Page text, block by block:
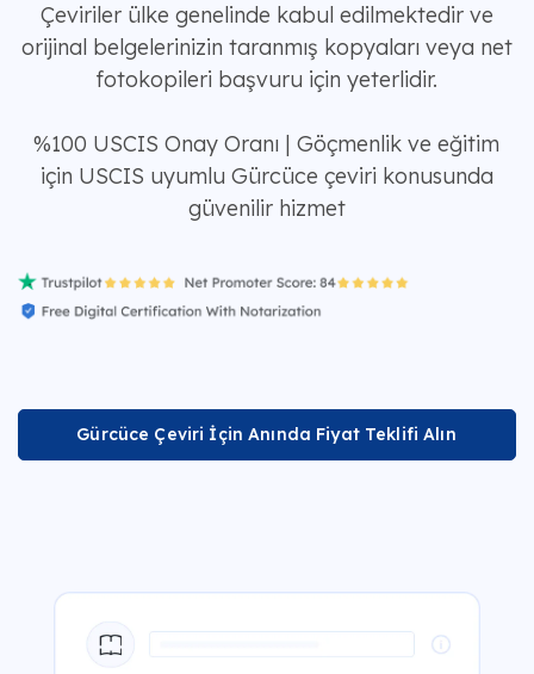
Çeviriler ülke genelinde kabul edilmektedir ve
orijinal belgelerinizin taranmış kopyaları veya net
fotokopileri başvuru için yeterlidir.
%100 USCIS Onay Oranı | Göçmenlik ve eğitim
için USCIS uyumlu Gürcüce çeviri konusunda
güvenilir hizmet
Gürcüce Çeviri İçin Anında Fiyat Teklifi Alın